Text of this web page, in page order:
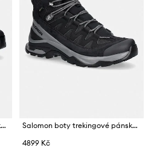
Salomon boty trekingové pánské X-ADVENTURE RECON GTX
Salomon boty trekingové pánské QUEST ECHO GTX
4899 Kč